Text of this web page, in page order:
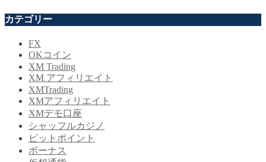
カテゴリー
FX
OKコイン
XM Trading
XM アフィリエイト
XMTrading
XMアフィリエイト
XMデモ口座
シャッフルカジノ
ビットポイント
ボーナス